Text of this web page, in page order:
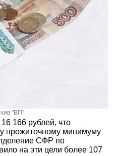
"ВП"
166 рублей, что
прожиточному минимуму
СФР по
на эти цели более 107